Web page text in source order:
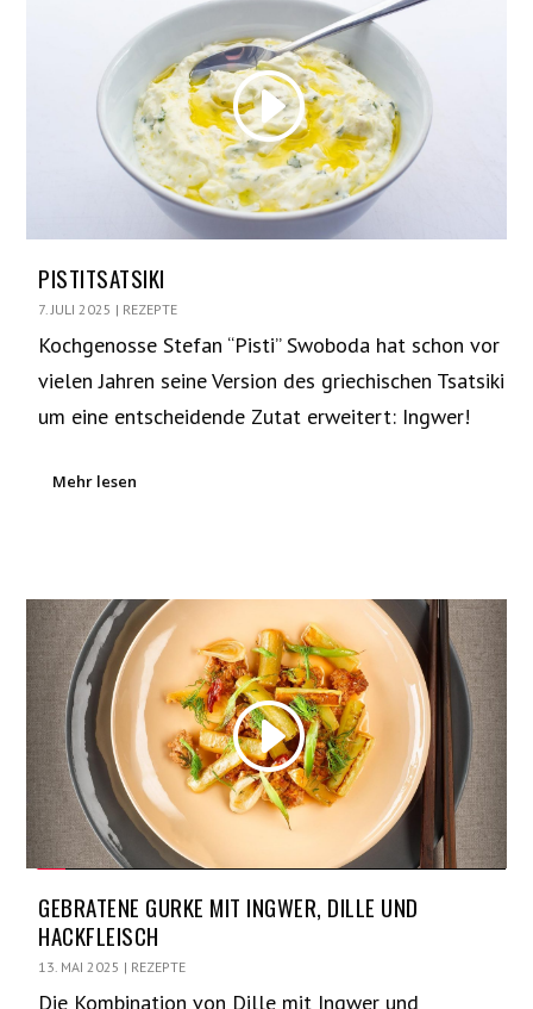
PISTITSATSIKI
7. JULI 2025 | REZEPTE
Kochgenosse Stefan “Pisti” Swoboda hat schon vor
vielen Jahren seine Version des griechischen Tsatsiki
um eine entscheidende Zutat erweitert: Ingwer!
Mehr lesen
GEBRATENE GURKE MIT INGWER, DILLE UND
HACKFLEISCH
13. MAI 2025 | REZEPTE
Die Kombination von Dille mit Ingwer und